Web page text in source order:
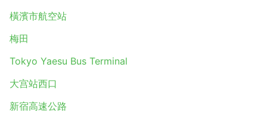
橫濱市航空站
梅田
Tokyo Yaesu Bus Terminal
大宫站西口
新宿高速公路